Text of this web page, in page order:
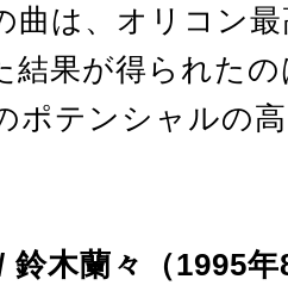
曲は、オリコン
結果が得られた
ポテンシャルの
木蘭々（1995年